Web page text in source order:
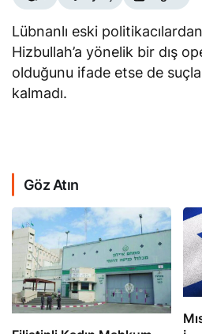
Lübnanlı eski
Hizbullah’a yönelik bir dış
olduğunu ifade etse de
kalmadı.
Göz Atın
Filistinli Kadın Mahkum,